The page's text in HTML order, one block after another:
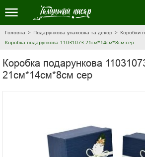
Головна Подарункова упаковка та декор
Коробки
Коробка подарункова 11031073 21см*14см*8см сер
Коробка подарункова
21см*14см*8см сер